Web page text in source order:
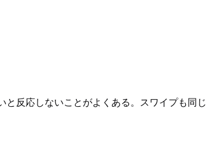
反応しないことがよくある。スワイプも同